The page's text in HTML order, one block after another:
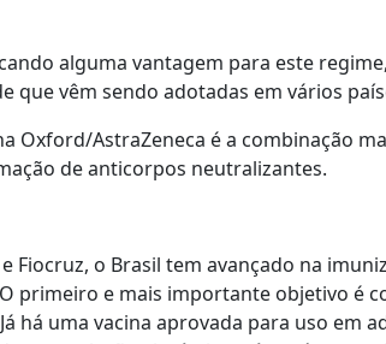
alguma vantagem para este
vêm sendo adotadas em vários
Oxford/AstraZeneca é a combinação
de anticorpos neutralizantes.
Fiocruz, o Brasil tem avançado na
primeiro e mais importante objetivo é
há uma vacina aprovada para uso em